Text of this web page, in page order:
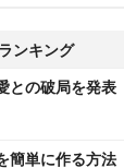
ンキング
との破局を発表
簡単に作る方法